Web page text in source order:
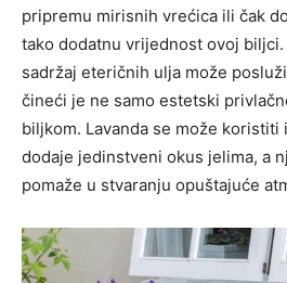
pripremu mirisnih vrećica ili čak
tako dodatnu vrijednost ovoj
sadržaj eteričnih ulja može
čineći je ne samo estetski
biljkom. Lavanda se može
dodaje jedinstveni okus jelima, a
pomaže u stvaranju opuštajuće